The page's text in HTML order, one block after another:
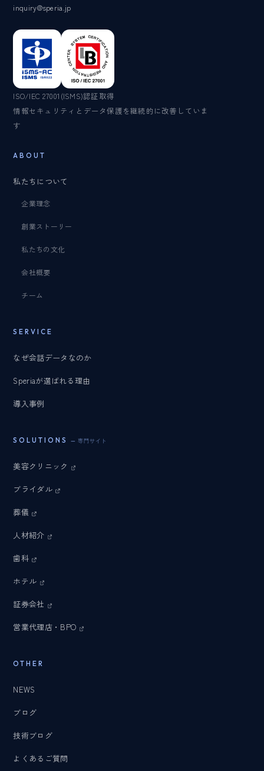
inquiry@speria.jp
ISO/IEC 27001(ISMS)認証取得
情報セキュリティとデータ保護を継続的に改善していま
す
ABOUT
私たちについて
企業理念
創業ストーリー
私たちの文化
会社概要
チーム
SERVICE
なぜ会話データなのか
Speriaが選ばれる理由
導入事例
SOLUTIONS— 専門サイト
美容クリニック
ブライダル
葬儀
人材紹介
歯科
ホテル
証券会社
営業代理店・BPO
OTHER
NEWS
ブログ
技術ブログ
よくあるご質問